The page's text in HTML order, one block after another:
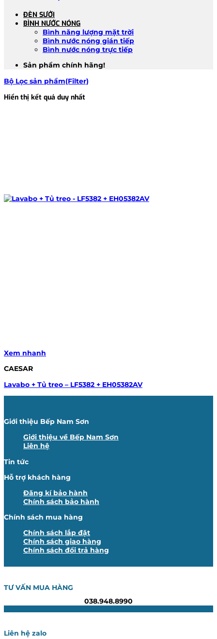
ĐÈN SƯỞI
BÌNH NƯỚC NÓNG
Bình năng lượng mặt trời
Bình nước nóng gián tiếp
Bình nước nóng trực tiếp
Sản phẩm chính hãng!
Bộ Lọc sản phẩm(Filter)
Hiển thị kết quả duy nhất
Xem nhanh
CAESAR
Lavabo + Tủ treo – LF5382 + EH05382AV
Giới thiệu Bếp Nam Sơn
Giới thiệu về Bếp Nam Sơn
Liên hệ
Tin tức
Hỗ trợ khách hàng
Đăng kí bảo hành
Chính sách bảo hành
Chính sách mua hàng
Chính sách lắp đặt
Chính sách giao hàng
Chính sách đổi trả hàng
TƯ VẤN MUA HÀNG
038.948.8990
Liên hệ zalo